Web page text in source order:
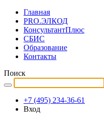
Главная
PRO.ЭЛКОД
КонсультантПлюс
СБИС
Образование
Контакты
Поиск
+7 (495) 234-36-61
Вход